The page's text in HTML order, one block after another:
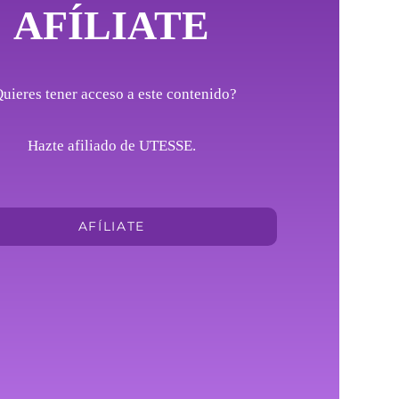
AFÍLIATE
tener acceso a este contenido?
Hazte afiliado de UTESSE.
AFÍLIATE